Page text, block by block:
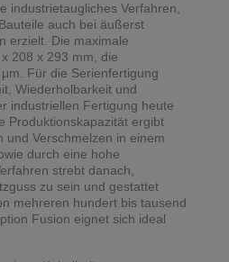
industrietaugliches Verfahren,
auch bei äußerst
erzielt. Die maximale
208 x 293 mm, die
Für die Serienfertigung
Wiederholbarkeit und
industriellen Fertigung heute
Produktionskapazität ergibt
und Verschmelzen in einem
durch eine hohe
strebt danach,
zu sein und gestattet
mehreren hundert bis tausend
Fusion eignet sich ideal